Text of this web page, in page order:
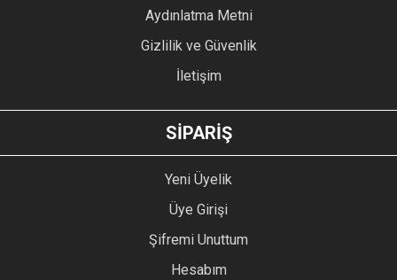
GÖNDER
Aydınlatma Metni
Gizlilik ve Güvenlik
İletişim
SİPARİŞ
Yeni Üyelik
Üye Girişi
Şifremi Unuttum
Hesabım